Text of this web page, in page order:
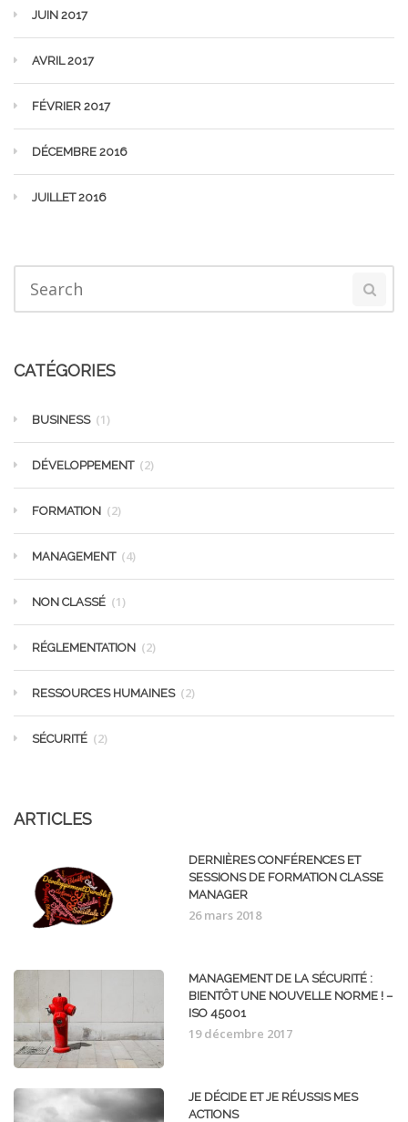
JUIN 2017
AVRIL 2017
FÉVRIER 2017
DÉCEMBRE 2016
JUILLET 2016
CATÉGORIES
BUSINESS (1)
DÉVELOPPEMENT (2)
FORMATION (2)
MANAGEMENT (4)
NON CLASSÉ (1)
RÉGLEMENTATION (2)
RESSOURCES HUMAINES (2)
SÉCURITÉ (2)
ARTICLES
DERNIÈRES CONFÉRENCES ET
SESSIONS DE FORMATION CLASSE
MANAGER
26 mars 2018
MANAGEMENT DE LA SÉCURITÉ :
BIENTÔT UNE NOUVELLE NORME ! –
ISO 45001
19 décembre 2017
JE DÉCIDE ET JE RÉUSSIS MES
ACTIONS